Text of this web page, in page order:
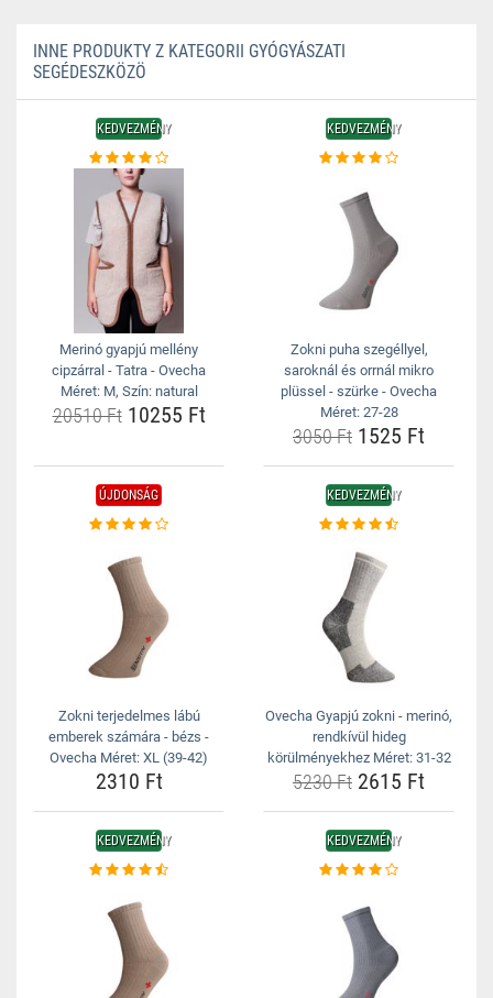
INNE PRODUKTY Z KATEGORII GYÓGYÁSZATI
SEGÉDESZKÖZÖ
KEDVEZMÉNY
Merinó gyapjú mellény
cipzárral - Tatra - Ovecha
Méret: M, Szín: natural
20510 Ft10255 Ft
KEDVEZMÉNY
Zokni puha szegéllyel,
saroknál és orrnál mikro
plüssel - szürke - Ovecha
Méret: 27-28
3050 Ft 1525 Ft
ÚJDONSÁG
Zokni terjedelmes lábú
emberek számára - bézs -
Ovecha Méret: XL (39-42)
2310 Ft
KEDVEZMÉNY
Ovecha Gyapjú zokni - merinó,
rendkívül hideg
körülményekhez Méret: 31-32
5230 Ft 2615 Ft
KEDVEZMÉNY KEDVEZMÉNY